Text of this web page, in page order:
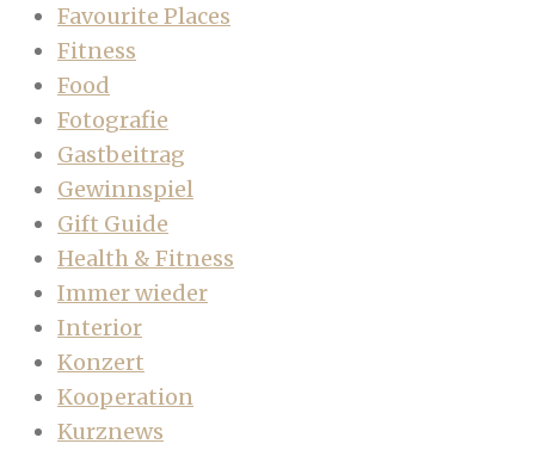
Favourite Places
Fitness
Food
Fotografie
Gastbeitrag
Gewinnspiel
Gift Guide
Health & Fitness
Immer wieder
Interior
Konzert
Kooperation
Kurznews